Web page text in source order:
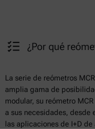
¿Por qué
La serie de reómetros
amplia gama de
modular, su reómetro
a sus necesidades,
las aplicaciones de I+D